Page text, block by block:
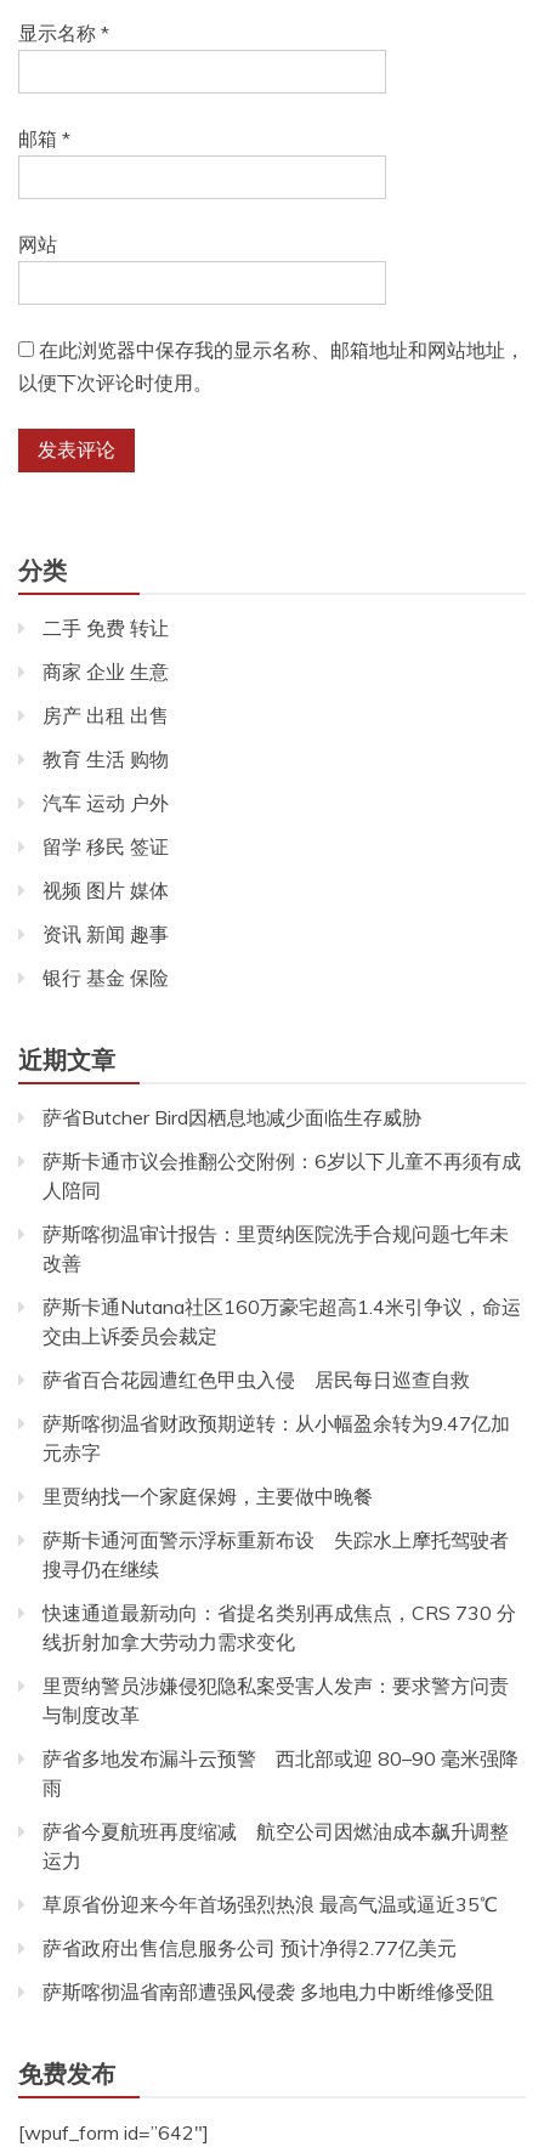
显示名称 *
邮箱 *
网站
在此浏览器中保存我的显示名称、邮箱地址和网站地址，
以便下次评论时使用。
分类
二手 免费 转让
商家 企业 生意
房产 出租 出售
教育 生活 购物
汽车 运动 户外
留学 移民 签证
视频 图片 媒体
资讯 新闻 趣事
银行 基金 保险
近期文章
萨省Butcher Bird因栖息地减少面临生存威胁
萨斯卡通市议会推翻公交附例：6岁以下儿童不再须有成
人陪同
萨斯喀彻温审计报告：里贾纳医院洗手合规问题七年未
改善
萨斯卡通Nutana社区160万豪宅超高1.4米引争议，命运
交由上诉委员会裁定
萨省百合花园遭红色甲虫入侵 居民每日巡查自救
萨斯喀彻温省财政预期逆转：从小幅盈余转为9.47亿加
元赤字
里贾纳找一个家庭保姆，主要做中晚餐
萨斯卡通河面警示浮标重新布设 失踪水上摩托驾驶者
搜寻仍在继续
快速通道最新动向：省提名类别再成焦点，CRS 730 分
线折射加拿大劳动力需求变化
里贾纳警员涉嫌侵犯隐私案受害人发声：要求警方问责
与制度改革
萨省多地发布漏斗云预警 西北部或迎 80–90 毫米强降
雨
萨省今夏航班再度缩减 航空公司因燃油成本飙升调整
运力
草原省份迎来今年首场强烈热浪 最高气温或逼近35℃
萨省政府出售信息服务公司 预计净得2.77亿美元
萨斯喀彻温省南部遭强风侵袭 多地电力中断维修受阻
免费发布
[wpuf_form id=”642″]